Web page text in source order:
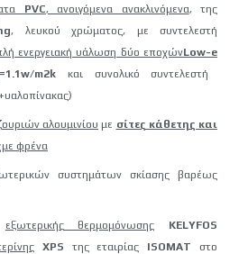
PVC, ανοιγόμενα ανακλινόμενα, της
, λευκού χρώματος, με συντελεστή
ενεργειακή υάλωση δύο εποχώνLow-e
m2k και συνολικό συντελεστή
αλουμινίου με σίτες κάθετης και
με φρένα
συστημάτων σκίασης βαρέως
εξωτερικής θερμομόνωσης
KELYFOS
XPS της εταιρίας ISOMAT στο